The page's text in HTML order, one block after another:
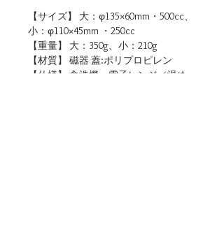
【サイズ】 大：φ135×60mm・500cc、
小：φ110×45mm ・250cc
【重量】 大：350g、小：210g
【材質】 磁器 蓋:ポリプロピレン
【仕様】 食洗機・電子レンジ（温め